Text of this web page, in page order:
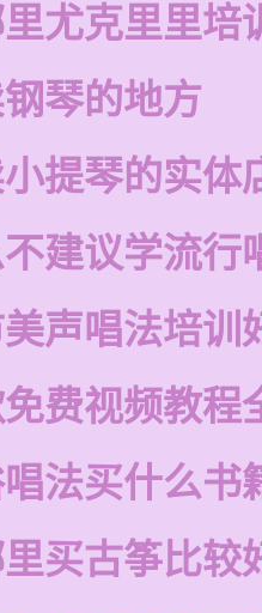
尤克里里培
琴的地方
提琴的实体
建议学流行
声唱法培训
费视频教程
法买什么书
买古筝比较